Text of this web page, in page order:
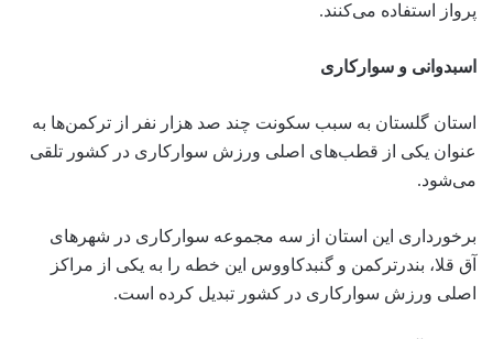
پرواز استفاده می‌کنند.
اسبدوانی و سوارکاری
استان گلستان به سبب سکونت چند صد هزار نفر از ترکمن‌ها به
عنوان یکی از قطب‌های اصلی ورزش سوارکاری در کشور تلقی
می‌شود.
برخورداری این استان از سه مجموعه سوارکاری در شهرهای
آق قلا، بندرترکمن و گنبدکاووس این خطه را به یکی از مراکز
اصلی ورزش سوارکاری در کشور تبدیل کرده است.